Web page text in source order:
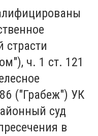
страсти
ч. 1 ст. 121
("Грабеж") УК
суд
в